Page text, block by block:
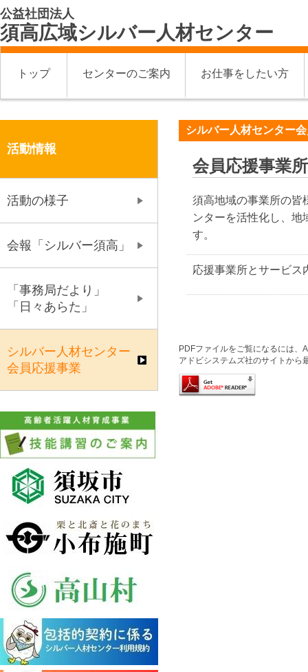
公益社団法人
須高広域シルバー人材センター
トップ センターのご案内 お仕事をしたい方
シルバー人材センター
会員応援事業
須高地域の事業所の皆
ンターを活性化し、地
す。
応援事業所とサービス
PDFファイルをご覧になるには、
アドビシステムズ社のサイトから
活動情報
活動の様子
会報「シルバー須高」
「事務局だより」
「日々あらた」
シルバー人材センター
会員応援事業